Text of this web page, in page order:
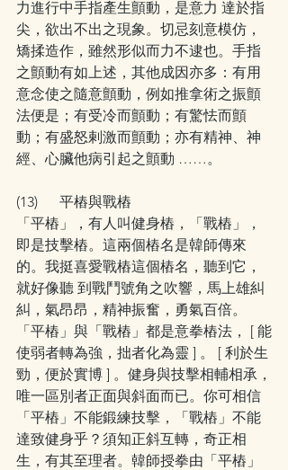
力進行中手指產生顫動，是意力 達於指
尖，欲出不出之現象。切忌刻意模仿，
矯揉造作，雖然形似而力不逮也。手指
之顫動有如上述，其他成因亦多：有用
意念使之隨意顫動，例如推拿術之振顫
法便是；有受冷而顫動；有驚怯而顫
動；有盛怒剌激而顫動；亦有精神、神
經、心臟他病引起之顫動 ……。
(13)      平樁與戰樁
「平樁」，有人叫健身樁，「戰樁」，
即是技擊樁。這兩個樁名是韓師傳來
的。我挺喜愛戰樁這個樁名，聽到它，
就好像聽 到戰鬥號角之吹響，馬上雄糾
糾，氣昂昂，精神振奮，勇氣百倍。
「平樁」與「戰樁」都是意拳樁法， [ 能
使弱者轉為強，拙者化為靈 ] 。 [ 利於生
勁，便於實博 ] 。健身與技擊相輔相承，
唯一區別者正面與斜面而已。你可相信
「平樁」不能鍛練技擊，「戰樁」不能
達致健身乎？須知正斜互轉，奇正相
生，有其至理者。韓師授拳由「平樁」